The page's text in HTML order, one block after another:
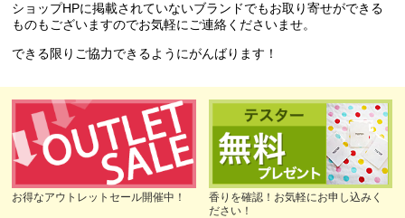
ショップHPに掲載されていないブランドでもお取り寄せができる
ものもございますのでお気軽にご連絡くださいませ。
できる限りご協力できるようにがんばります！
お得なアウトレットセール開催中！
香りを確認！お気軽にお申し込みく
ださい！